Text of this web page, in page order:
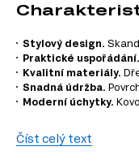
Stylový design.
Praktické uspořádání.
Kvalitní materiály.
Snadná údržba.
Moderní úchytky.
Informace o
Číst celý text